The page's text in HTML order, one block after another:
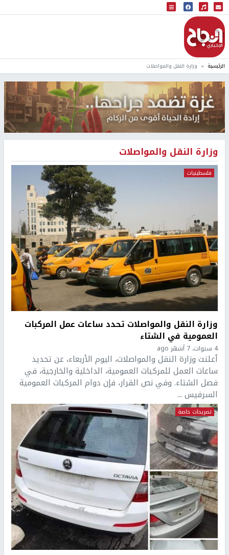
البث المباشر
إذاعة النجاح
الرئيسية وزارة النقل والمواصلات
وزارة النقل والمواصلات
فلسطينيات
وزارة النقل والمواصلات تحدد ساعات عمل المركبات
العمومية في الشتاء
4 سنوات، 7 أشهر ago
أعلنت وزارة النقل والمواصلات، اليوم الأربعاء، عن تحديد
ساعات العمل للمركبات العمومية، الداخلية والخارجية، في
فصل الشتاء. وفي نص القرار، فإن دوام المركبات العمومية
السرفيس ...
تصريحات خاصة